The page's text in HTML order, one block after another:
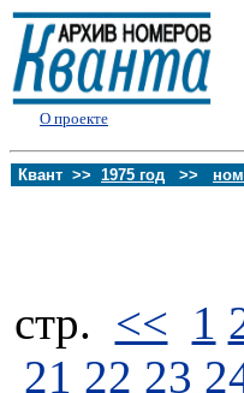
О проекте
Квант >> 1975 год >>
стp. << 1
21 22 23